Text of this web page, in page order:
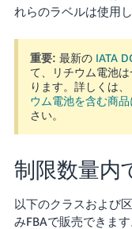
れらのラベルは使用
重要: 最新の IATA
て、リチウム電池
ります。詳しくは、
ウム電池を含む商
さい。
制限数量内
以下のクラスおよび
みFBAで販売できます